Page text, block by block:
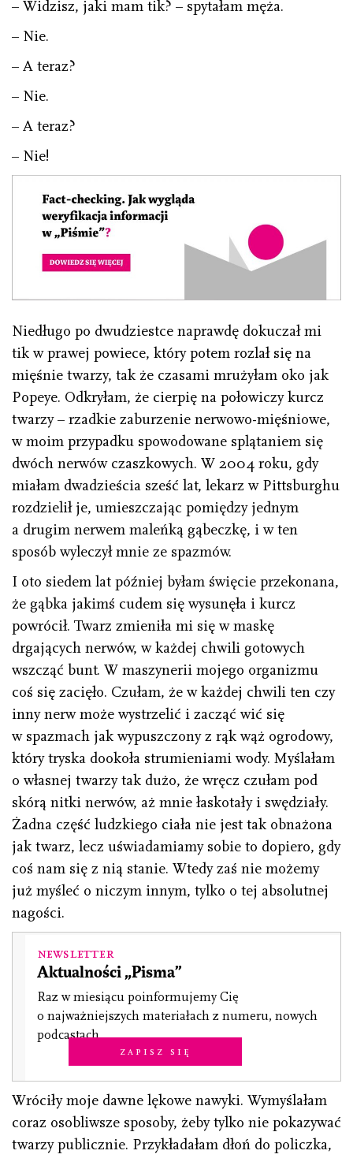
– Widzisz, jaki mam tik? – spytałam męża.
– Nie.
– A teraz?
– Nie.
– A teraz?
– Nie!
Niedługo po dwudziestce naprawdę dokuczał mi
tik w prawej powiece, który potem rozlał się na
mięśnie twarzy, tak że czasami mrużyłam oko jak
Popeye. Odkryłam, że cierpię na połowiczy kurcz
twarzy – rzadkie zaburzenie nerwowo-mięśniowe,
w moim przypadku spowodowane splątaniem się
dwóch nerwów czaszkowych. W 2004 roku, gdy
miałam dwadzieścia sześć lat, lekarz w Pittsburghu
rozdzielił je, umieszczając pomiędzy jednym
a drugim nerwem maleńką gąbeczkę, i w ten
sposób wyleczył mnie ze spazmów.
I oto siedem lat później byłam święcie przekonana,
że gąbka jakimś cudem się wysunęła i kurcz
powrócił. Twarz zmieniła mi się w maskę
drgających nerwów, w każdej chwili gotowych
wszcząć bunt. W maszynerii mojego organizmu
coś się zacięło. Czułam, że w każdej chwili ten czy
inny nerw może wystrzelić i zacząć wić się
w spazmach jak wypuszczony z rąk wąż ogrodowy,
który tryska dookoła strumieniami wody. Myślałam
o własnej twarzy tak dużo, że wręcz czułam pod
skórą nitki nerwów, aż mnie łaskotały i swędziały.
Żadna część ludzkiego ciała nie jest tak obnażona
jak twarz, lecz uświadamiamy sobie to dopiero, gdy
coś nam się z nią stanie. Wtedy zaś nie możemy
już myśleć o niczym innym, tylko o tej absolutnej
nagości.
Newsletter
Aktualności „Pisma”
Raz w miesiącu poinformujemy Cię
o najważniejszych materiałach z numeru, nowych
podcastach.
Zapisz się
Wróciły moje dawne lękowe nawyki. Wymyślałam
coraz osobliwsze sposoby, żeby tylko nie pokazywać
twarzy publicznie. Przykładałam dłoń do policzka,